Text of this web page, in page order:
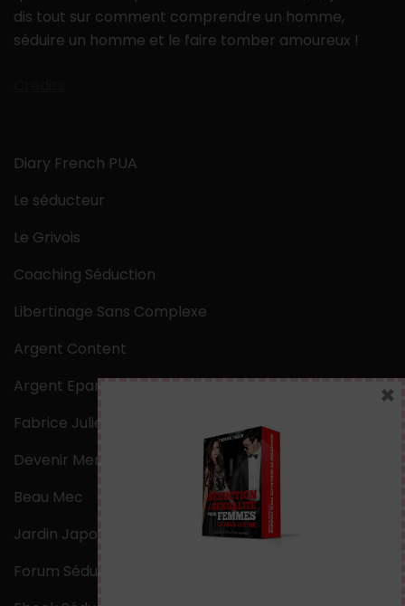
dis tout sur comment comprendre un homme,
séduire un homme et le faire tomber amoureux !
Diary French PUA
Le séducteur
Le Grivois
Coaching Séduction
Libertinage Sans Complexe
Argent Content
Argent Epargne
Fabrice Julien
Devenir Mentaliste
Beau Mec
Jardin Japonais Zen
Forum Séduction
×